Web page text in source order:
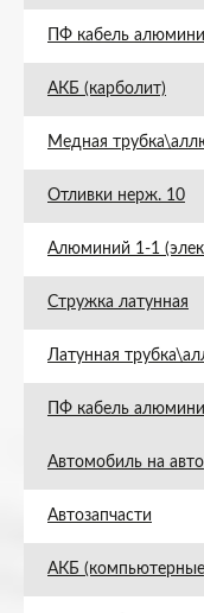
ПФ кабель
АКБ (карболит)
Медная
Отливки нерж. 10
Алюминий 1-1
Стружка латунная
Латунная
ПФ кабель
Автомобиль на
Автозапчасти
АКБ